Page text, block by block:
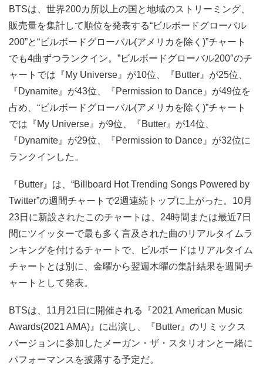
BTSは、世界200カ所以上の国と地域のストリーミング、
販売量を集計して順位を発表する“ビルボードグローバル
200”と“ビルボードグローバル(アメリカを除く)”チャート
でも4曲ずつランクイン。”ビルボードグローバル200″のチ
ャートでは『My Universe』が10位、『Butter』が25位、
『Dynamite』が43位、『Permission to Dance』が49位を
占め、“ビルボードグローバル(アメリカを除く)”チャート
では『My Universe』が9位、『Butter』が14位、
『Dynamite』が29位、『Permission to Dance』が32位に
ランクインした。
『Butter』は、“Billboard Hot Trending Songs Powered by
Twitter”の週間チャートで2週連続トップに上がった。10月
23日に新設されたこのチャートは、24時間または最近7日
間にツイッターで最も多く言及された曲のリアルタイムラ
ンキングを付けるチャートで、ビルボードはリアルタイム
チャートとは別に、金曜から翌週木曜の集計結果を週間チ
ャートとして発表。
BTSは、11月21日に開催される『2021 American Music
Awards(2021 AMA)』に出演し、『Butter』のリミックス
バージョンに参加したメーガン・ザ・スタリオンと一緒に
パフォーマンスを披露する予定だ。